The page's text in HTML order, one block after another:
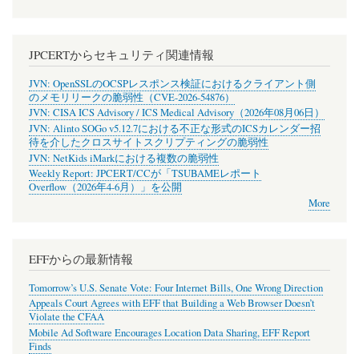
JPCERTからセキュリティ関連情報
JVN: OpenSSLのOCSPレスポンス検証におけるクライアント側
のメモリリークの脆弱性（CVE-2026-54876）
JVN: CISA ICS Advisory / ICS Medical Advisory（2026年08月06日）
JVN: Alinto SOGo v5.12.7における不正な形式のICSカレンダー招
待を介したクロスサイトスクリプティングの脆弱性
JVN: NetKids iMarkにおける複数の脆弱性
Weekly Report: JPCERT/CCが「TSUBAMEレポート
Overflow（2026年4-6月）」を公開
More
EFFからの最新情報
Tomorrow’s U.S. Senate Vote: Four Internet Bills, One Wrong Direction
Appeals Court Agrees with EFF that Building a Web Browser Doesn’t
Violate the CFAA
Mobile Ad Software Encourages Location Data Sharing, EFF Report
Finds